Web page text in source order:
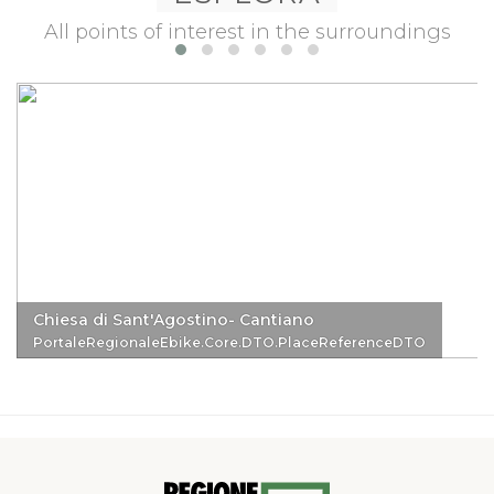
All points of interest in the surroundings
Chiesa di Sant'Agostino- Cantiano
PortaleRegionaleEbike.Core.DTO.PlaceReferenceDTO